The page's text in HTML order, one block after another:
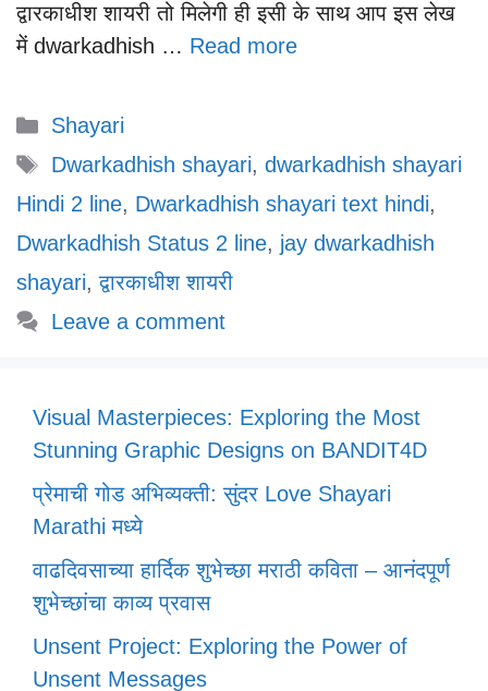
द्वारकाधीश शायरी तो मिलेगी ही इसी के साथ आप इस लेख
में dwarkadhish … Read more
Categories
Shayari
Tags
Dwarkadhish shayari, dwarkadhish shayari
Hindi 2 line, Dwarkadhish shayari text hindi,
Dwarkadhish Status 2 line, jay dwarkadhish
shayari,द्वारकाधीश शायरी
Leave a comment
Visual Masterpieces: Exploring the Most
Stunning Graphic Designs on BANDIT4D
प्रेमाची गोड अभिव्यक्ती: सुंदर Love Shayari
Marathi मध्ये
वाढदिवसाच्या हार्दिक शुभेच्छा मराठी कविता – आनंदपूर्ण
शुभेच्छांचा काव्य प्रवास
Unsent Project: Exploring the Power of
Unsent Messages